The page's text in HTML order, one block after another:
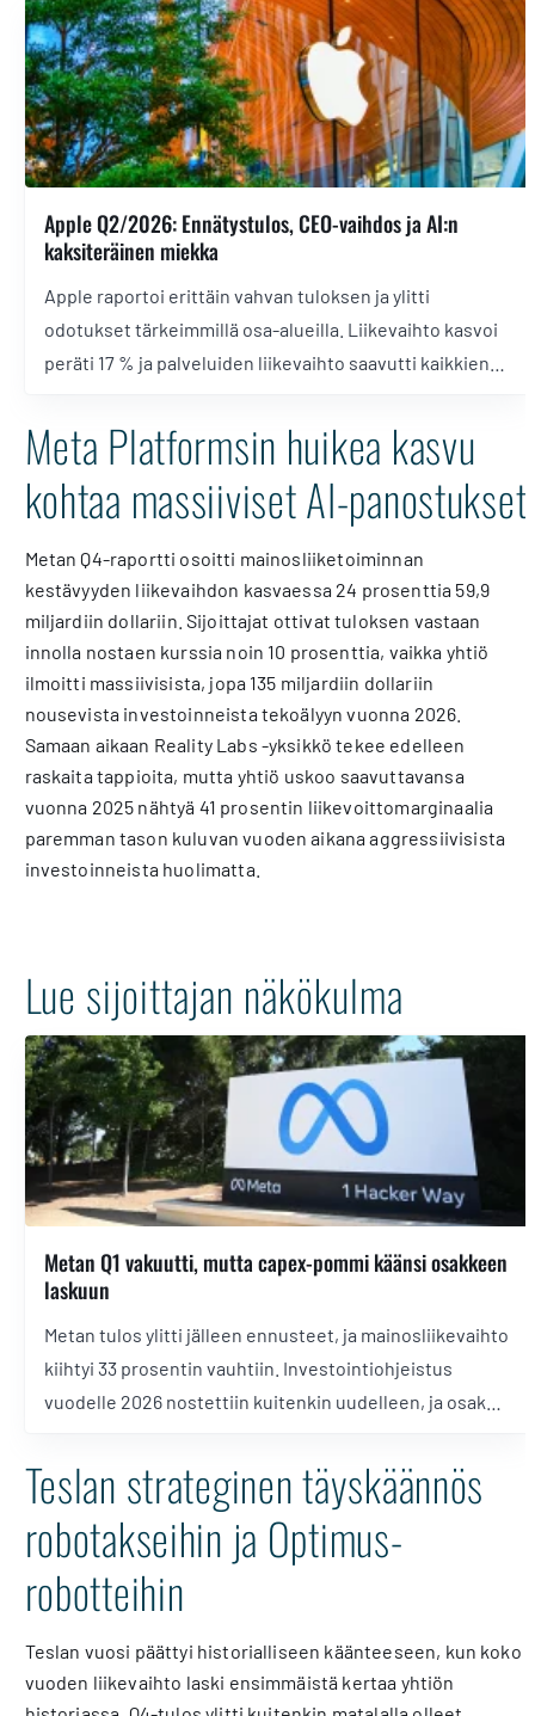
Apple Q2/2026: Ennätystulos, CEO-vaihdos ja AI:n
kaksiteräinen miekka
Apple raportoi erittäin vahvan tuloksen ja ylitti
odotukset tärkeimmillä osa-alueilla. Liikevaihto kasvoi
peräti 17 % ja palveluiden liikevaihto saavutti kaikkien
neljännekselle oli reilusti analyytikoiden odotuksia
vahvempi. Kurssi nousi jälkipörssissä noin kaksi
prosenttia, vaikka sijoittajapuhelun aikana noustiin
Meta Platformsin huikea kasvu
kohtaa massiiviset AI-panostukset
Metan Q4-raportti osoitti mainosliiketoiminnan
kestävyyden liikevaihdon kasvaessa 24 prosenttia 59,9
miljardiin dollariin. Sijoittajat ottivat tuloksen vastaan
innolla nostaen kurssia noin 10 prosenttia, vaikka yhtiö
ilmoitti massiivisista, jopa 135 miljardiin dollariin
nousevista investoinneista tekoälyyn vuonna 2026.
Samaan aikaan Reality Labs -yksikkö tekee edelleen
raskaita tappioita, mutta yhtiö uskoo saavuttavansa
vuonna 2025 nähtyä 41 prosentin liikevoittomarginaalia
paremman tason kuluvan vuoden aikana aggressiivisista
investoinneista huolimatta.
Lue sijoittajan näkökulma
Metan Q1 vakuutti, mutta capex-pommi käänsi osakkeen
laskuun
Metan tulos ylitti jälleen ennusteet, ja mainosliikevaihto
kiihtyi 33 prosentin vauhtiin. Investointiohjeistus
vuodelle 2026 nostettiin kuitenkin uudelleen, ja osake
Teslan strateginen täyskäännös
robotakseihin ja Optimus-
robotteihin
Teslan vuosi päättyi historialliseen käänteeseen, kun koko
vuoden liikevaihto laski ensimmäistä kertaa yhtiön